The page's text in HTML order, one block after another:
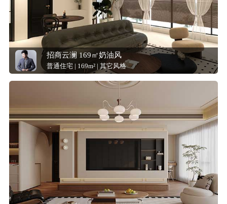
招商云澜 169㎡奶油风
普通住宅 | 169m² | 其它风格